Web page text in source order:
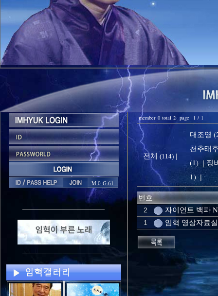
M:0 G:61
member 0 total 2 page 1 / 1
전체 (114) |
대조영
천추태
(1) | 징
1) |
번호
2 자이언트 백파
1 임혁 영상자료실